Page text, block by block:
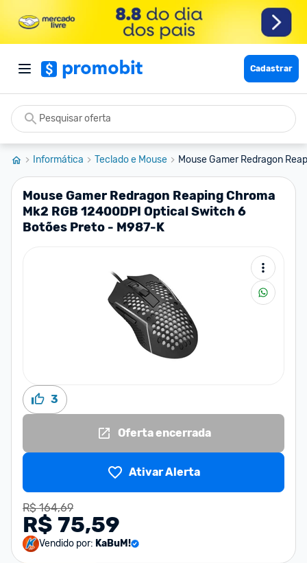
Cadastrar
Informática Teclado e Mouse Mouse Gamer Redragon
Mouse Gamer Redragon Reaping Chroma
Mk2 RGB 12400DPI Optical Switch 6
Botões Preto - M987-K
3
Oferta encerrada
Ativar Alerta
R$ 164,69
R$ 75,59
Vendido por: KaBuM!